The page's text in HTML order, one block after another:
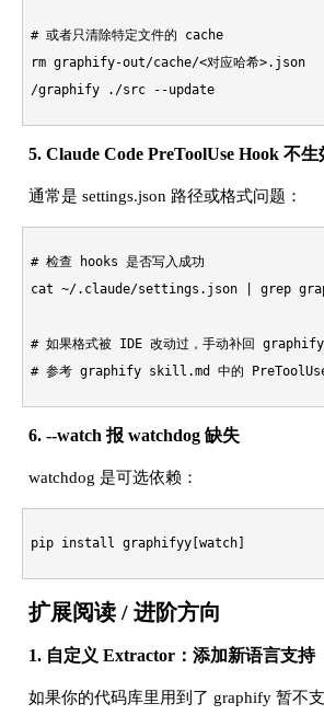
# 或者只清除特定文件的 cache
rm graphify-out/cache/<对应哈希>.json
5. Claude Code PreToolUse Hook 不生
通常是 settings.json 路径或格式问题：
# 检查 hooks 是否写入成功
cat ~/.claude/settings.json | grep
# 如果格式被 IDE 改动过，手动补回
# 参考 graphify skill.md 中的
6. --watch 报 watchdog 缺失
watchdog 是可选依赖：
pip install graphifyy[watch]
扩展阅读 / 进阶方向
1. 自定义 Extractor：添加新语言支持
如果你的代码库里用到了 graphify 暂不